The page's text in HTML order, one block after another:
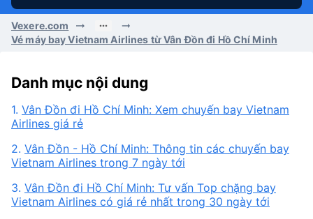
Vexere.com
Vé máy bay Vietnam Airlines từ Vân Đồn đi Hồ Chí Minh
Danh mục nội dung
1. Vân Đồn đi Hồ Chí Minh: Xem chuyến bay Vietnam
Airlines giá rẻ
2. Vân Đồn - Hồ Chí Minh: Thông tin các chuyến bay
Vietnam Airlines trong 7 ngày tới
3. Vân Đồn đi Hồ Chí Minh: Tư vấn Top chặng bay
Vietnam Airlines có giá rẻ nhất trong 30 ngày tới